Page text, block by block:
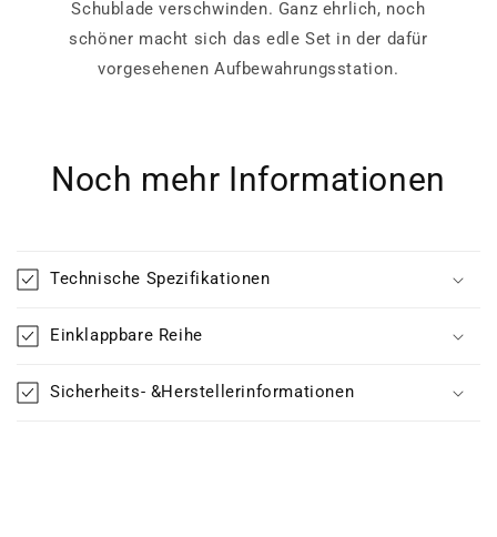
Schublade verschwinden. Ganz ehrlich, noch
schöner macht sich das edle Set in der dafür
vorgesehenen Aufbewahrungsstation.
Noch mehr Informationen
Technische Spezifikationen
Einklappbare Reihe
Sicherheits- &Herstellerinformationen